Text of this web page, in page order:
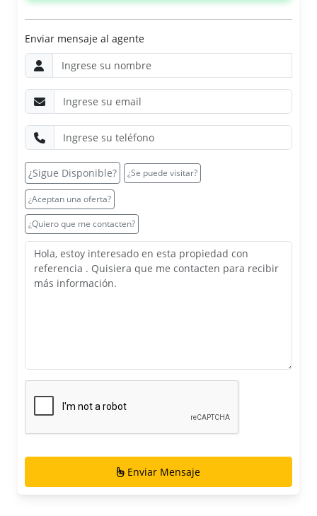
Enviar mensaje al agente
¿Sigue Disponible? ¿Se puede visitar?
¿Aceptan una oferta?
¿Quiero que me contacten?
Enviar Mensaje